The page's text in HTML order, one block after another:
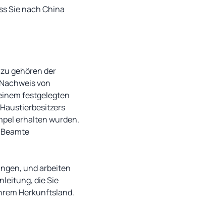
Sie nach China
gehören der
von
festgelegten
erhalten wurden.
und arbeiten
die Sie
Herkunftsland.